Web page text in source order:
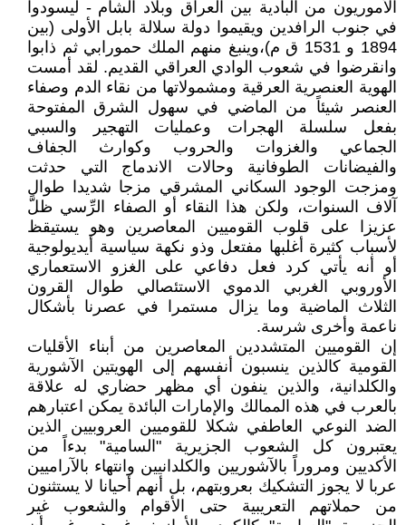
الأموريون من البادية بين العراق وبلاد الشام - ليسودوا
في جنوب الرافدين ويقيموا دولة سلالة بابل الأولى (بين
1894 و 1531 ق م)،وينبغ منهم الملك حمورابي ثم ذابوا
وانقرضوا في شعوب الوادي العراقي القديم. لقد أمست
الهوية العنصرية العرقية ومشمولاتها من نقاء الدم وصفاء
العنصر شيئاً من الماضي في سهول الشرق المفتوحة
بفعل سلسلة الهجرات وعمليات التهجير والسبي
الجماعي والغزوات والحروب وكوارث الجفاف
والفيضانات الطوفانية وحالات الاندماج التي حدثت
ومزجت الوجود السكاني المشرقي مزجا شديدا طوال
آلاف السنوات، ولكن هذا النقاء أو الصفاء الرِّسي ظلَّ
عزيزا على قلوب القوميين المعاصرين وهو يستيقظ
لأسباب كثيرة أغلبها مفتعل وذو نكهة سياسية أيديولوجية
أو أنه يأتي كرد فعل دفاعي على الغزو الاستعماري
الأوروبي الغربي الدموي الاستئصالي طوال القرون
الثلاث الماضية وما يزال مستمرا في عصرنا بأشكال
ناعمة وأخرى شرسة.
إن القوميين المتشددين المعاصرين من أبناء الأقليات
القومية كالذين ينسبون أنفسهم إلى الهويتين الآشورية
والكلدانية، والذين ينفون أي مظهر حضاري له علاقة
بالعرب في هذه الممالك والإمارات البائدة يمكن اعتبارهم
الضد النوعي العاطفي شكلا للقوميين العروبيين الذين
يعتبرون كل الشعوب الجزيرية "السامية" بدءاً من
الأكديين ومروراً بالآشوريين والكلدانيين وانتهاء بالآراميين
عربا لا يجوز التشكيك بعروبتهم، بل أنهم أحيانا لا يستثنون
من حملاتهم التعريبية حتى الأقوام والشعوب غير